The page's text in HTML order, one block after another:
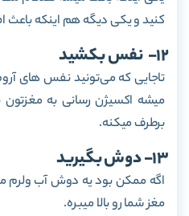
کنید و یکی دیگه هم اینکه باعث
12- نفس بکشید
تاجایی که می‌تونید نفس های
میشه اکسیژن رسانی به
برطرف میکنه.
13- دوش بگیرید
اگه ممکن بود یه دوش آب ولرم
مغز شما رو بالا میبره.